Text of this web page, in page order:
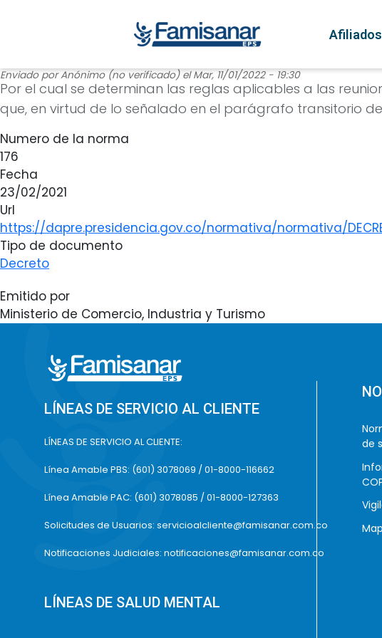
Afiliados
Enviado porAnónimo (no verificado)elMar, 11/01/2022 - 19:30
Por el cual se determinan las reglas aplicables a las
que, en virtud de lo señalado en el parágrafo transitorio
Numero de la norma
176
Fecha
23/02/2021
Url
https://dapre.presidencia.gov.co/normativa/normativa/
Tipo de documento
Decreto
Emitido por
Ministerio de Comercio, Industria y Turismo
LÍNEAS DE SERVICIO AL CLIENTE
LÍNEAS DE SERVICIO AL CLIENTE:
Línea Amable PBS: (601) 3078069 / 01-8000-116662
Línea Amable PAC: (601) 3078085 / 01-8000-127363
Solicitudes de Usuarios: servicioalcliente@famisanar.com.co
Notificaciones Judiciales: notificaciones@famisanar.com.co
LÍNEAS DE SALUD MENTAL
de